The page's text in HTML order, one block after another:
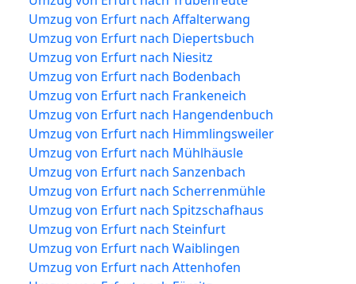
Umzug von Erfurt nach Affalterwang
Umzug von Erfurt nach Diepertsbuch
Umzug von Erfurt nach Niesitz
Umzug von Erfurt nach Bodenbach
Umzug von Erfurt nach Frankeneich
Umzug von Erfurt nach Hangendenbuch
Umzug von Erfurt nach Himmlingsweiler
Umzug von Erfurt nach Mühlhäusle
Umzug von Erfurt nach Sanzenbach
Umzug von Erfurt nach Scherrenmühle
Umzug von Erfurt nach Spitzschafhaus
Umzug von Erfurt nach Steinfurt
Umzug von Erfurt nach Waiblingen
Umzug von Erfurt nach Attenhofen